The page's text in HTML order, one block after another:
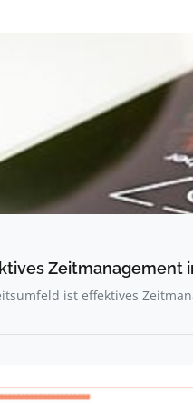
Zeitmanagement
ist effektives